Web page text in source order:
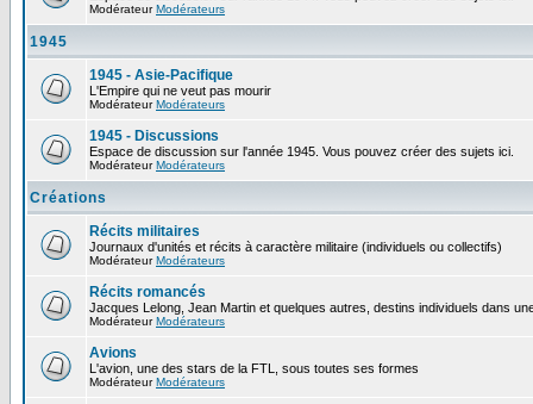
ModérateurModérateurs
1945
1945 - Asie-Pacifique
L'Empire qui ne veut pas mourir
ModérateurModérateurs
1945 - Discussions
Espace de discussion sur l'année 1945. Vous pouvez créer des sujets ici.
ModérateurModérateurs
Créations
Récits militaires
Journaux d'unités et récits à caractère militaire (individuels ou collectifs)
ModérateurModérateurs
Récits romancés
Jacques Lelong, Jean Martin et quelques autres, destins individuels dans
ModérateurModérateurs
Avions
L'avion, une des stars de la FTL, sous toutes ses formes
ModérateurModérateurs